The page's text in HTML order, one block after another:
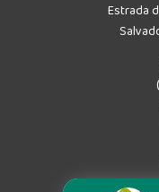
Estrada